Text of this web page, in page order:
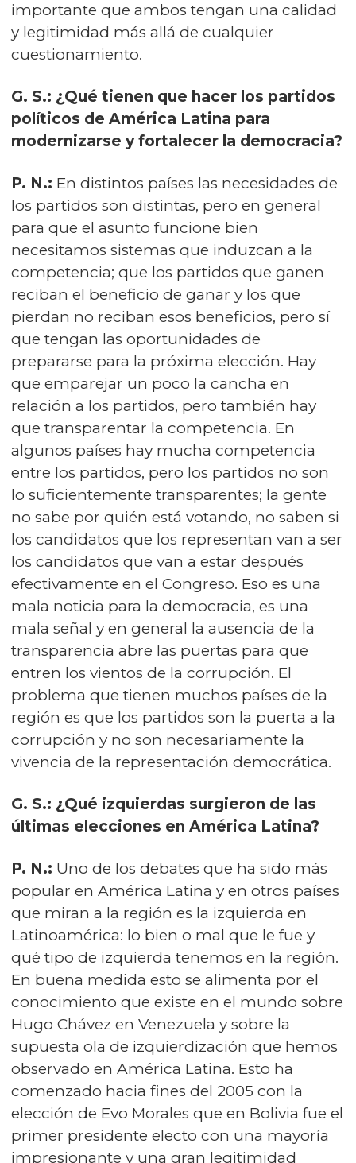
importante que ambos tengan una calidad
y legitimidad más allá de cualquier
cuestionamiento.
G. S.: ¿Qué tienen que hacer los partidos
políticos de América Latina para
modernizarse y fortalecer la democracia?
P. N.: En distintos países las necesidades de
los partidos son distintas, pero en general
para que el asunto funcione bien
necesitamos sistemas que induzcan a la
competencia; que los partidos que ganen
reciban el beneficio de ganar y los que
pierdan no reciban esos beneficios, pero sí
que tengan las oportunidades de
prepararse para la próxima elección. Hay
que emparejar un poco la cancha en
relación a los partidos, pero también hay
que transparentar la competencia. En
algunos países hay mucha competencia
entre los partidos, pero los partidos no son
lo suficientemente transparentes; la gente
no sabe por quién está votando, no saben si
los candidatos que los representan van a ser
los candidatos que van a estar después
efectivamente en el Congreso. Eso es una
mala noticia para la democracia, es una
mala señal y en general la ausencia de la
transparencia abre las puertas para que
entren los vientos de la corrupción. El
problema que tienen muchos países de la
región es que los partidos son la puerta a la
corrupción y no son necesariamente la
vivencia de la representación democrática.
G. S.: ¿Qué izquierdas surgieron de las
últimas elecciones en América Latina?
P. N.: Uno de los debates que ha sido más
popular en América Latina y en otros países
que miran a la región es la izquierda en
Latinoamérica: lo bien o mal que le fue y
qué tipo de izquierda tenemos en la región.
En buena medida esto se alimenta por el
conocimiento que existe en el mundo sobre
Hugo Chávez en Venezuela y sobre la
supuesta ola de izquierdización que hemos
observado en América Latina. Esto ha
comenzado hacia fines del 2005 con la
elección de Evo Morales que en Bolivia fue el
primer presidente electo con una mayoría
impresionante y una gran legitimidad